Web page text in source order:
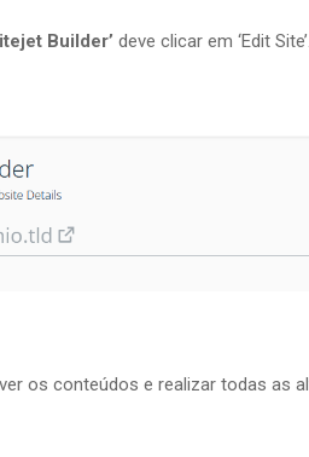
Builder’ deve clicar em ‘Edit Site’.
os conteúdos e realizar todas as